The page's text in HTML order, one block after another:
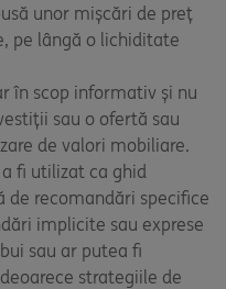
unor mișcări de preț
pe lângă o lichiditate
în scop informativ și nu
sau o ofertă sau
de valori mobiliare.
fi utilizat ca ghid
de recomandări specifice
implicite sau exprese
sau ar putea fi
strategiile de